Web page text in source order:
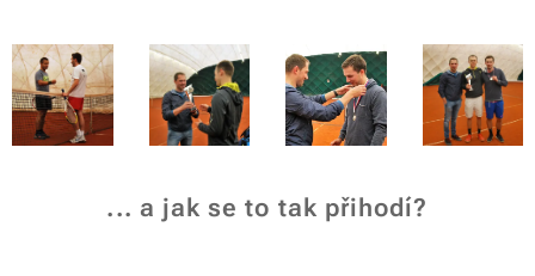
... a jak se to tak přihodí?